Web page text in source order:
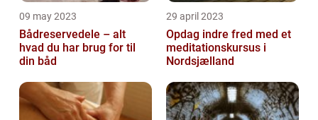
09 may 2023
Bådreservedele – alt
hvad du har brug for til
din båd
29 april 2023
Opdag indre fred med et
meditationskursus i
Nordsjælland